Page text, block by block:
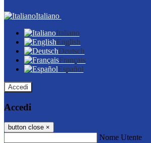
Italiano
Italiano
English
Deutsch
Français
Español
Accedi
Accedi
button close ×
Nome Utente